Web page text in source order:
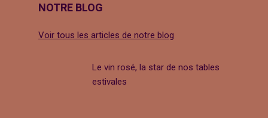
NOTRE BLOG
Voir tous les articles de notre blog
Le vin rosé, la star de nos tables
estivales